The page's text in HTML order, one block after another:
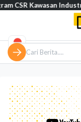
Industri Morowali